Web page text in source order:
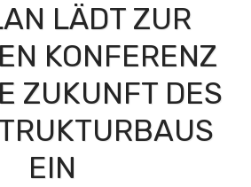
LÄDT ZUR
KONFERENZ
ZUKUNFT DES
EIN